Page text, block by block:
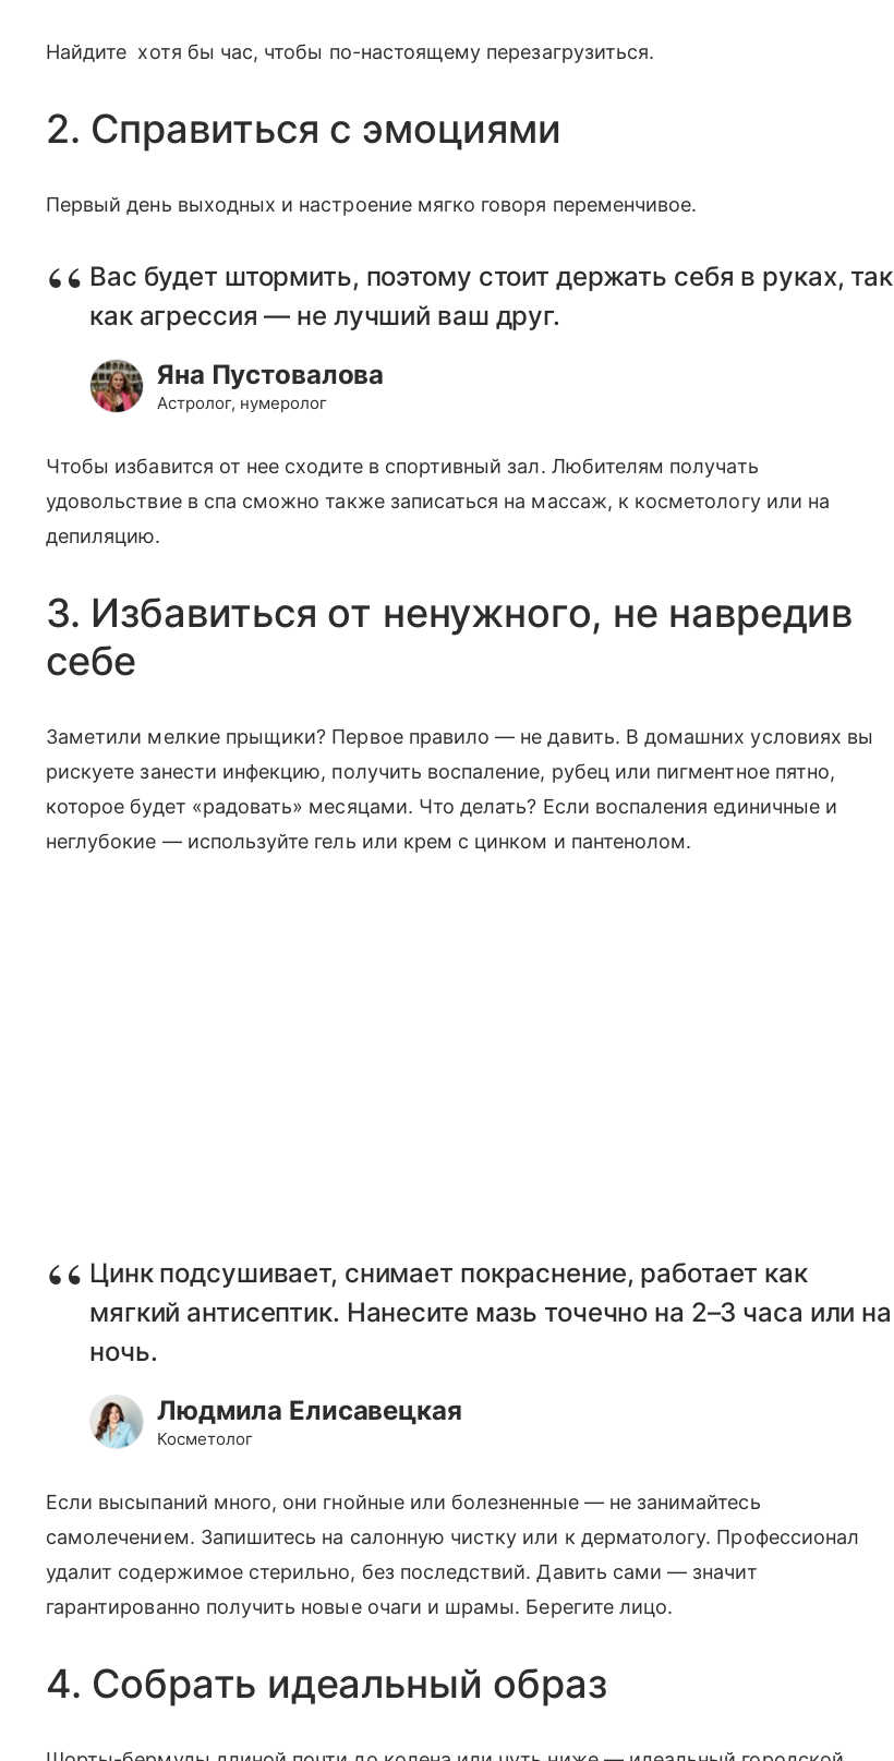
Найдите хотя бы час, чтобы по-настоящему перезагрузиться.
2. Справиться с эмоциями
Первый день выходных и настроение мягко говоря переменчивое.
Вас будет штормить, поэтому стоит держать себя в руках, так
как агрессия — не лучший ваш друг.
Яна Пустовалова
Астролог, нумеролог
Чтобы избавится от нее сходите в спортивный зал. Любителям получать
удовольствие в спа сможно также записаться на массаж, к косметологу или на
депиляцию.
3. Избавиться от ненужного, не навредив
себе
Заметили мелкие прыщики? Первое правило — не давить. В домашних условиях вы
рискуете занести инфекцию, получить воспаление, рубец или пигментное пятно,
которое будет «радовать» месяцами. Что делать? Если воспаления единичные и
неглубокие — используйте гель или крем с цинком и пантенолом.
Цинк подсушивает, снимает покраснение, работает как
мягкий антисептик. Нанесите мазь точечно на 2–3 часа или на
ночь.
Людмила Елисавецкая
Косметолог
Если высыпаний много, они гнойные или болезненные — не занимайтесь
самолечением. Запишитесь на салонную чистку или к дерматологу. Профессионал
удалит содержимое стерильно, без последствий. Давить сами — значит
гарантированно получить новые очаги и шрамы. Берегите лицо.
4. Собрать идеальный образ